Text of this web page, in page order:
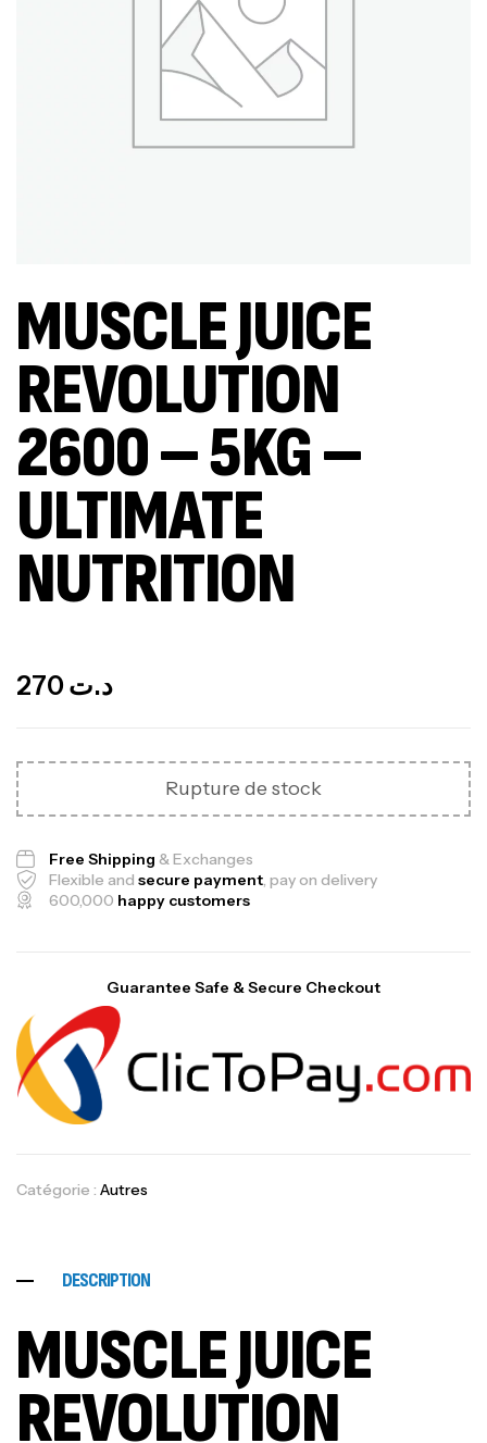
MUSCLE JUICE
REVOLUTION
2600 – 5KG –
ULTIMATE
NUTRITION
د.ت270
Rupture de stock
Free Shipping & Exchanges
Flexible and secure payment, pay on delivery
600,000 happy customers
Guarantee Safe & Secure Checkout
Catégorie : Autres
DESCRIPTION
MUSCLE JUICE
REVOLUTION